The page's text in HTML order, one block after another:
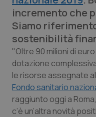
QS Pro
Professionisti
Abruzzo
Basilicata
QS Pro Gold
Artrite & artrosi
QS Club
incremento che
Siamo
sostenibilità
"Oltre 90 milioni di
dotazione
le risorse assegnate
Fondo sanitario
raggiunto oggi a
c’è un’altra novità